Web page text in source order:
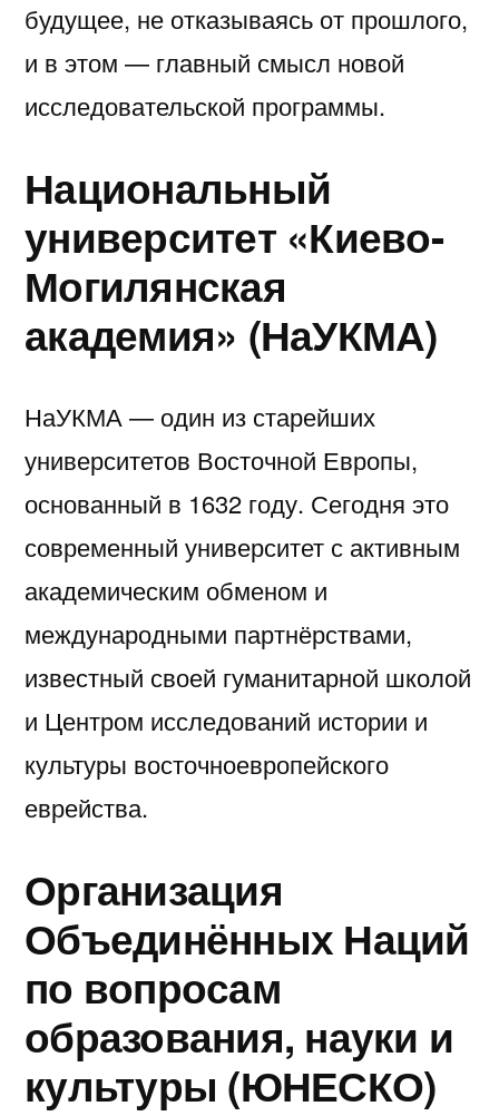
будущее, не отказываясь от прошлого,
и в этом — главный смысл новой
исследовательской программы.
Национальный
университет «Киево-
Могилянская
академия» (НаУКМА)
НаУКМА — один из старейших
университетов Восточной Европы,
основанный в 1632 году. Сегодня это
современный университет с активным
академическим обменом и
международными партнёрствами,
известный своей гуманитарной школой
и Центром исследований истории и
культуры восточноевропейского
еврейства.
Организация
Объединённых Наций
по вопросам
образования, науки и
культуры (ЮНЕСКО)